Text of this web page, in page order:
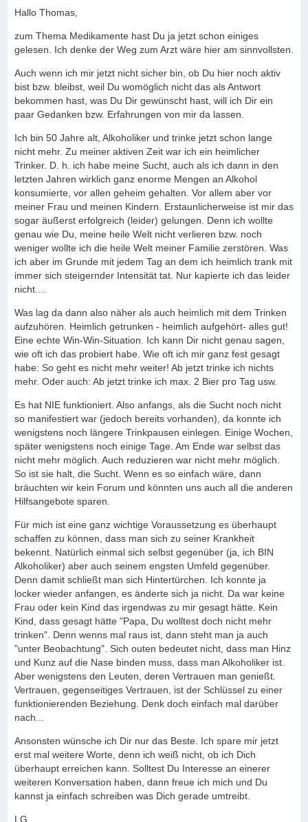
Hallo Thomas,
zum Thema Medikamente hast Du ja jetzt schon einiges
gelesen. Ich denke der Weg zum Arzt wäre hier am sinnvollsten.
Auch wenn ich mir jetzt nicht sicher bin, ob Du hier noch aktiv
bist bzw. bleibst, weil Du womöglich nicht das als Antwort
bekommen hast, was Du Dir gewünscht hast, will ich Dir ein
paar Gedanken bzw. Erfahrungen von mir da lassen.
Ich bin 50 Jahre alt, Alkoholiker und trinke jetzt schon lange
nicht mehr. Zu meiner aktiven Zeit war ich ein heimlicher
Trinker. D. h. ich habe meine Sucht, auch als ich dann in den
letzten Jahren wirklich ganz enorme Mengen an Alkohol
konsumierte, vor allen geheim gehalten. Vor allem aber vor
meiner Frau und meinen Kindern. Erstaunlicherweise ist mir das
sogar äußerst erfolgreich (leider) gelungen. Denn ich wollte
genau wie Du, meine heile Welt nicht verlieren bzw. noch
weniger wollte ich die heile Welt meiner Familie zerstören. Was
ich aber im Grunde mit jedem Tag an dem ich heimlich trank mit
immer sich steigernder Intensität tat. Nur kapierte ich das leider
nicht....
Was lag da dann also näher als auch heimlich mit dem Trinken
aufzuhören. Heimlich getrunken - heimlich aufgehört- alles gut!
Eine echte Win-Win-Situation. Ich kann Dir nicht genau sagen,
wie oft ich das probiert habe. Wie oft ich mir ganz fest gesagt
habe: So geht es nicht mehr weiter! Ab jetzt trinke ich nichts
mehr. Oder auch: Ab jetzt trinke ich max. 2 Bier pro Tag usw.
Es hat NIE funktioniert. Also anfangs, als die Sucht noch nicht
so manifestiert war (jedoch bereits vorhanden), da konnte ich
wenigstens noch längere Trinkpausen einlegen. Einige Wochen,
später wenigstens noch einige Tage. Am Ende war selbst das
nicht mehr möglich. Auch reduzieren war nicht mehr möglich.
So ist sie halt, die Sucht. Wenn es so einfach wäre, dann
bräuchten wir kein Forum und könnten uns auch all die anderen
Hilfsangebote sparen.
Für mich ist eine ganz wichtige Voraussetzung es überhaupt
schaffen zu können, dass man sich zu seiner Krankheit
bekennt. Natürlich einmal sich selbst gegenüber (ja, ich BIN
Alkoholiker) aber auch seinem engsten Umfeld gegenüber.
Denn damit schließt man sich Hintertürchen. Ich konnte ja
locker wieder anfangen, es änderte sich ja nicht. Da war keine
Frau oder kein Kind das irgendwas zu mir gesagt hätte. Kein
Kind, dass gesagt hätte "Papa, Du wolltest doch nicht mehr
trinken". Denn wenns mal raus ist, dann steht man ja auch
"unter Beobachtung". Sich outen bedeutet nicht, dass man Hinz
und Kunz auf die Nase binden muss, dass man Alkoholiker ist.
Aber wenigstens den Leuten, deren Vertrauen man genießt.
Vertrauen, gegenseitiges Vertrauen, ist der Schlüssel zu einer
funktionierenden Beziehung. Denk doch einfach mal darüber
nach...
Ansonsten wünsche ich Dir nur das Beste. Ich spare mir jetzt
erst mal weitere Worte, denn ich weiß nicht, ob ich Dich
überhaupt erreichen kann. Solltest Du Interesse an einerer
weiteren Konversation haben, dann freue ich mich und Du
kannst ja einfach schreiben was Dich gerade umtreibt.
LG